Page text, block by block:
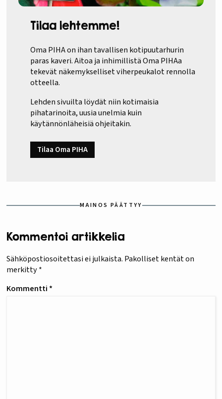
Tilaa lehtemme!
Oma PIHA on ihan tavallisen kotipuutarhurin
paras kaveri. Aitoa ja inhimillistä Oma PIHAa
tekevät näkemykselliset viherpeukalot rennolla
otteella.
Lehden sivuilta löydät niin kotimaisia
pihatarinoita, uusia unelmia kuin
käytännönläheisiä ohjeitakin.
Tilaa Oma PIHA
MAINOS PÄÄTTYY
Kommentoi artikkelia
Sähköpostiosoitettasi ei julkaista. Pakolliset kentät on
merkitty*
Kommentti *